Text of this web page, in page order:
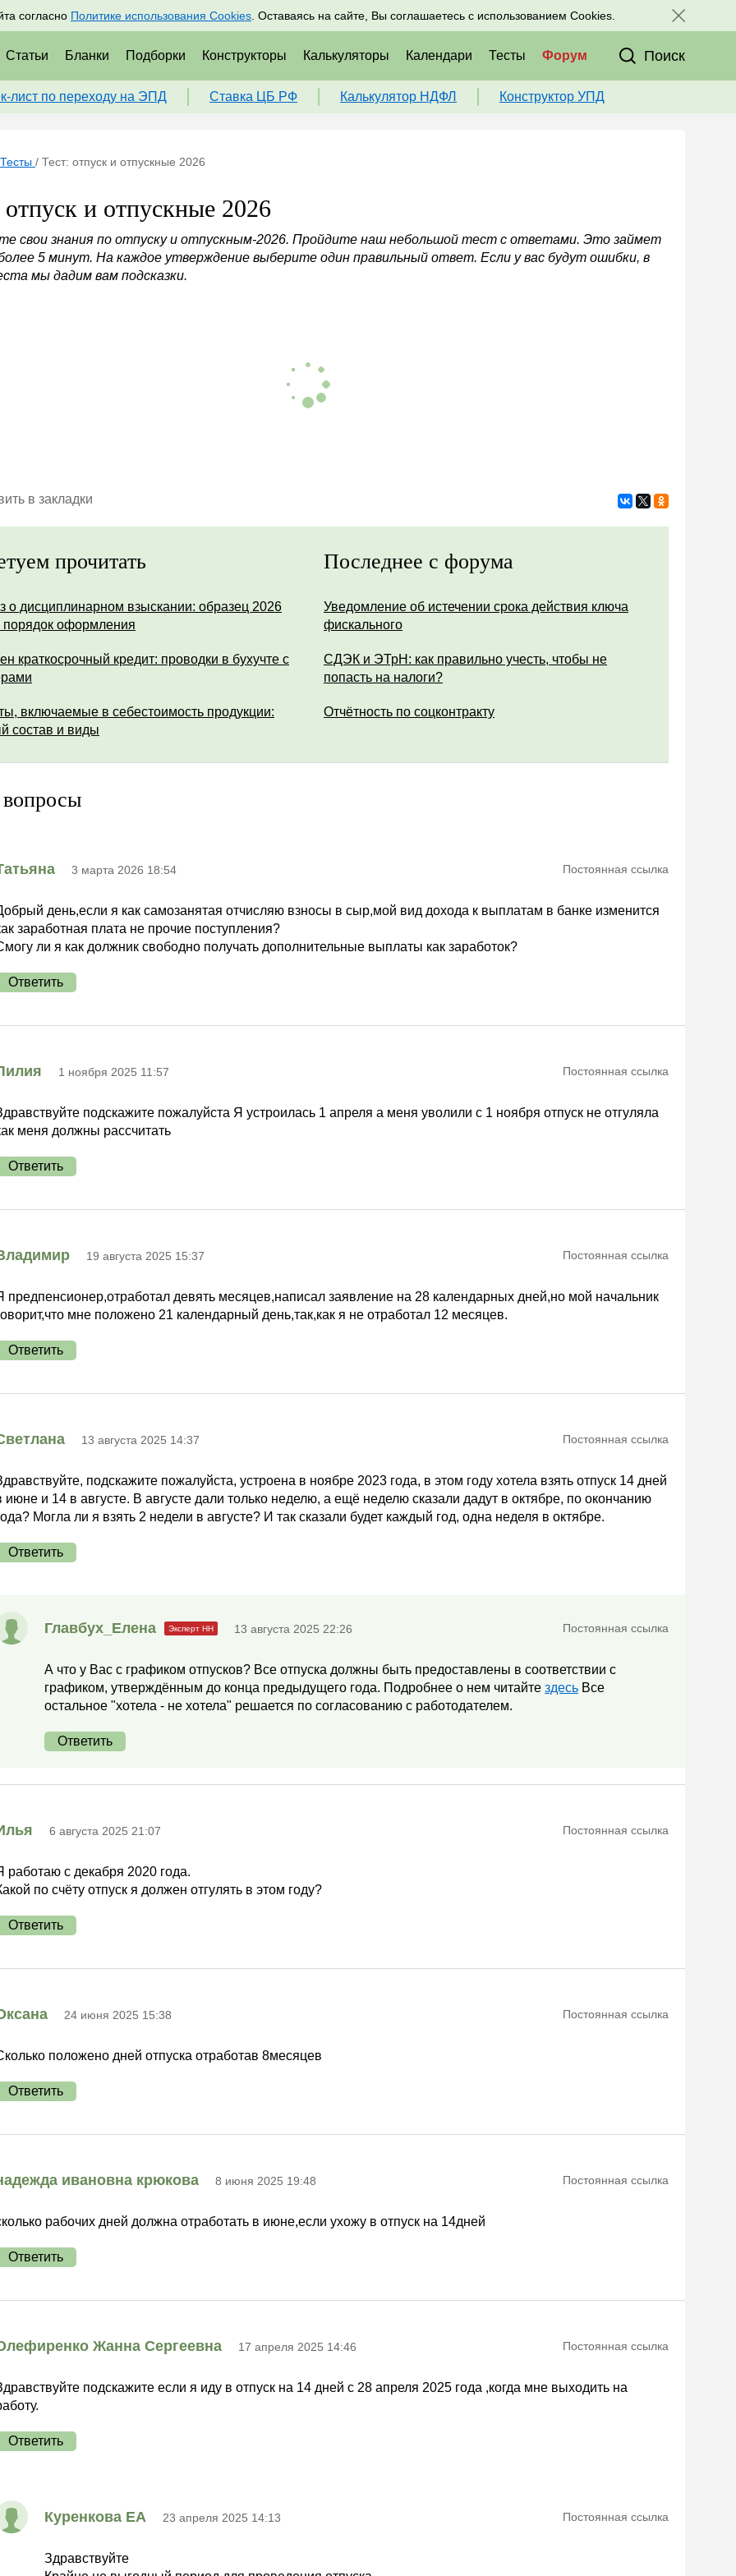
согласно Политике использования Cookies . Оставаясь на сайте, Вы соглашаетесь с использованием Cookies.
Подписаться Присоединяйтесь к нам в соц. сетях:
Статьи Бланки Подборки Конструкторы Калькуляторы Календари Тесты Форум Поиск
лист по переходу на ЭПД Ставка ЦБ РФ Калькулятор НДФЛ Конструктор УПД
Тесты / Тест: отпуск и отпускные 2026
отпуск и отпускные 2026
свои знания по отпуску и отпускным-2026. Пройдите наш небольшой тест с ответами. Это займет
5 минут. На каждое утверждение выберите один правильный ответ. Если у вас будут ошибки, в
мы дадим вам подсказки.
в закладки
прочитать
о дисциплинарном взыскании: образец 2026
порядок оформления
краткосрочный кредит: проводки в бухучте с
включаемые в себестоимость продукции:
состав и виды
Последнее с форума
Уведомление об истечении срока действия ключа
фискального
СДЭК и ЭТрН: как правильно учесть, чтобы не
попасть на налоги?
Отчётность по соцконтракту
3 марта 2026 18:54 Постоянная ссылка
день,если я как самозанятая отчисляю взносы в сыр,мой вид дохода к выплатам в банке изменится
заработная плата не прочие поступления?
ли я как должник свободно получать дополнительные выплаты как заработок?
Ответить
1 ноября 2025 11:57 Постоянная ссылка
подскажите пожалуйста Я устроилась 1 апреля а меня уволили с 1 ноября отпуск не отгуляла
меня должны рассчитать
Ответить
19 августа 2025 15:37 Постоянная ссылка
предпенсионер,отработал девять месяцев,написал заявление на 28 календарных дней,но мой начальник
мне положено 21 календарный день,так,как я не отработал 12 месяцев.
Ответить
13 августа 2025 14:37 Постоянная ссылка
подскажите пожалуйста, устроена в ноябре 2023 года, в этом году хотела взять отпуск 14 дней
июне и 14 в августе. В августе дали только неделю, а ещё неделю сказали дадут в октябре, по окончанию
Могла ли я взять 2 недели в августе? И так сказали будет каждый год, одна неделя в октябре.
Ответить
Главбух_Елена 13 августа 2025 22:26 Постоянная ссылка
А что у Вас с графиком отпусков? Все отпуска должны быть предоставлены в соответствии с
графиком, утверждённым до конца предыдущего года. Подробнее о нем читайте здесь Все
остальное "хотела - не хотела" решается по согласованию с работодателем.
Ответить
6 августа 2025 21:07 Постоянная ссылка
работаю с декабря 2020 года.
по счёту отпуск я должен отгулять в этом году?
Ответить
24 июня 2025 15:38 Постоянная ссылка
положено дней отпуска отработав 8месяцев
Ответить
ивановна крюкова 8 июня 2025 19:48 Постоянная ссылка
рабочих дней должна отработать в июне,если ухожу в отпуск на 14дней
Ответить
Жанна Сергеевна 17 апреля 2025 14:46 Постоянная ссылка
подскажите если я иду в отпуск на 14 дней с 28 апреля 2025 года ,когда мне выходить на
Ответить
Куренкова ЕА 23 апреля 2025 14:13 Постоянная ссылка
Здравствуйте